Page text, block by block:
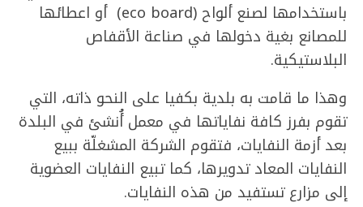
باستخدامها لصنع ألواح (eco board) أو اعطائها
للمصانع بغية دخولها في صناعة الأقفاص
البلاستيكية.
وهذا ما قامت به بلدية بكفيا على النحو ذاته، التي
تقوم بفرز كافة نفاياتها في معمل أُنشئ في البلدة
بعد أزمة النفايات، فتقوم الشركة المشغلّة ببيع
النفايات المعاد تدويرها، كما تبيع النفايات العضوية
إلى مزارع تستفيد من هذه النفايات.